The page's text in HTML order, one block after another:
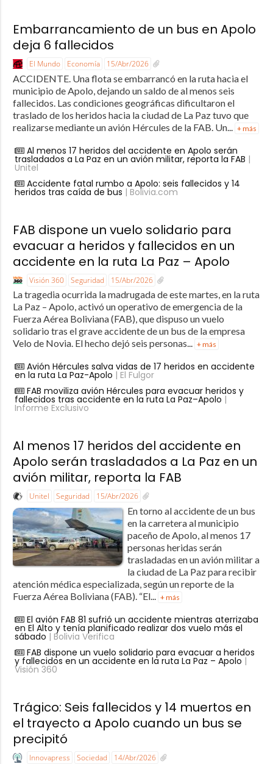
Embarrancamiento de un bus en Apolo
deja 6 fallecidos
El Mundo Economía 15/Abr/2026
ACCIDENTE. Una flota se embarrancó en la ruta hacia el
municipio de Apolo, dejando un saldo de al menos seis
fallecidos. Las condiciones geográficas dificultaron el
traslado de los heridos hacia la ciudad de La Paz tuvo que
realizarse mediante un avión Hércules de la FAB. Un...
+ más
Al menos 17 heridos del accidente en Apolo serán
trasladados a La Paz en un avión militar, reporta la FAB |
Unitel
Accidente fatal rumbo a Apolo: seis fallecidos y 14
heridos tras caída de bus | Bolivia.com
FAB dispone un vuelo solidario para
evacuar a heridos y fallecidos en un
accidente en la ruta La Paz – Apolo
Visión 360 Seguridad 15/Abr/2026
La tragedia ocurrida la madrugada de este martes, en la ruta
La Paz – Apolo, activó un operativo de emergencia de la
Fuerza Aérea Boliviana (FAB), que dispuso un vuelo
solidario tras el grave accidente de un bus de la empresa
Velo de Novia. El hecho dejó seis personas... + más
Avión Hércules salva vidas de 17 heridos en accidente
en la ruta La Paz-Apolo | El Fulgor
FAB moviliza avión Hércules para evacuar heridos y
fallecidos tras accidente en la ruta La Paz–Apolo |
Informe Exclusivo
Al menos 17 heridos del accidente en
Apolo serán trasladados a La Paz en un
avión militar, reporta la FAB
Unitel Seguridad 15/Abr/2026
En torno al accidente de un bus
en la carretera al municipio
paceño de Apolo, al menos 17
personas heridas serán
trasladadas en un avión militar a
la ciudad de La Paz para recibir
atención médica especializada, según un reporte de la
Fuerza Aérea Boliviana (FAB). “El... + más
El avión FAB 81 sufrió un accidente mientras aterrizaba
en El Alto y tenía planificado realizar dos vuelo más el
sábado | Bolivia Verifica
FAB dispone un vuelo solidario para evacuar a heridos
y fallecidos en un accidente en la ruta La Paz – Apolo |
Visión 360
Trágico: Seis fallecidos y 14 muertos en
el trayecto a Apolo cuando un bus se
precipitó
Innovapress Sociedad 14/Abr/2026